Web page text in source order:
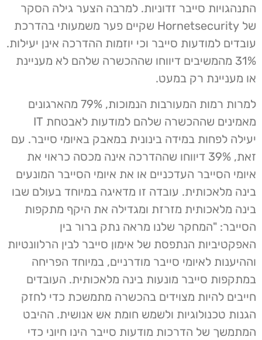
התנהגויות סייבר זדוניות. למרבה הצער גילה הסקר
של Hornetsecurity שקיים פער משמעותי בהדרכת
עובדים למודעות סייבר וכי יוזמות ההדרכה אינן יעילות.
31% מהמשיבים דיווחו שההכשרה שלהם לא מעניינת
או מעניינת רק במעט.
למרות רמות המעורבות הנמוכות, 79% מהארגונים
מאמינים שההכשרה שלהם למודעות לאבטחת IT
יעילה לפחות במידה בינונית במאבק באיומי סייבר. עם
זאת, 39% דיווחו שההדרכה אינה מכסה כראוי את
איומי הסייבר העדכניים או את איומי הסייבר המונעים
בינה מלאכותית. עובדה זו מדאיגה במיוחד בעולם שבו
בינה מלאכותית מזרזת ומגדילה את היקף מתקפות
הסייבר: "המחקר שלנו מראה נתק ברור בין
האפקטיביות הנתפסת של אימון סייבר לבין הרלוונטיות
וההיענות לאיומי סייבר מודרניים, במיוחד הפריחה
במתקפות סייבר מונעות בינה מלאכותית. העובדים
חייבים להיות מצוידים בהכשרה מתמשכת כדי לחזק
הגנות טכנולוגיות ולשמש חומת אש אנושית. ההיבט
המתמשך של הדרכות מודעות סייבר הינו חיוני כדי